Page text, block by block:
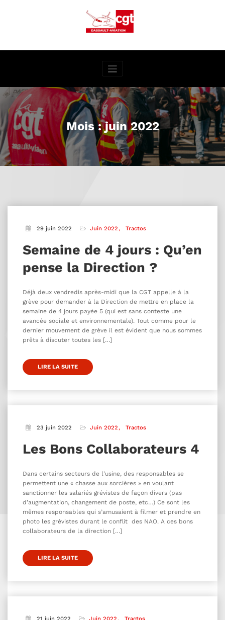
Mois :juin 2022
29 juin 2022 Juin 2022 Tractos
Semaine de 4 jours : Qu’en
pense la Direction ?
Déjà deux vendredis après-midi que la CGT appelle à la
grève pour demander à la Direction de mettre en place la
semaine de 4 jours payée 5 (qui est sans conteste une
avancée sociale et environnementale). Tout comme pour le
dernier mouvement de grève il est évident que nous sommes
prêts à discuter toutes les […]
LIRE LA SUITE
23 juin 2022 Juin 2022 Tractos
Les Bons Collaborateurs 4
Dans certains secteurs de l’usine, des responsables se
permettent une « chasse aux sorcières » en voulant
sanctionner les salariés grévistes de façon divers (pas
d’augmentation, changement de poste, etc…) Ce sont les
mêmes responsables qui s’amusaient à filmer et prendre en
photo les grévistes durant le conflit des NAO. A ces bons
collaborateurs de la direction […]
LIRE LA SUITE
21 juin 2022 Juin 2022 Tractos